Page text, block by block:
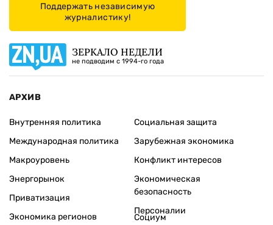
Поддержать независимую
журналистику!
ЗЕРКАЛО НЕДЕЛИ
не подводим с 1994-го года
АРХИВ
Внутренняя политика
Международная политика
Макроуровень
Энергорынок
Приватизация
Экономика регионов
Социальная защита
Зарубежная экономика
Конфликт интересов
Экономическая
безопасность
Персоналии
Социум